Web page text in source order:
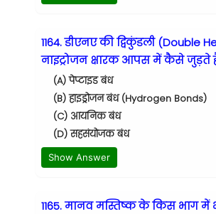
1164. डीएनए की द्विकुंडली (Double
नाइट्रोजन क्षारक आपस में कैसे जुड़ते
(A) पेप्टाइड बंध
(B) हाइड्रोजन बंध (Hydrogen Bonds)
(C) आयनिक बंध
(D) सहसंयोजक बंध
Show Answer
1165. मानव मस्तिष्क के किस भाग में